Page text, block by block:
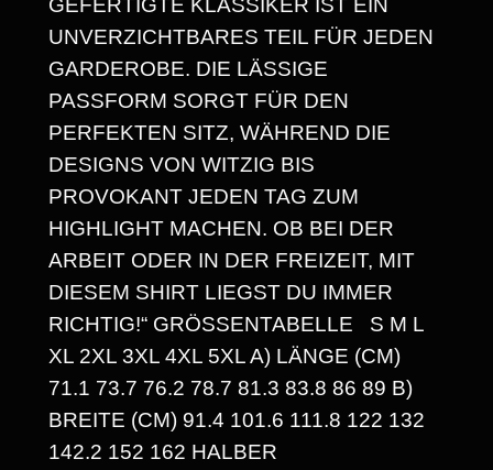
I
S
S
P
A
N
N
E
:
1
4
GEFERTIGTE KLASSIKER IST EIN
UNVERZICHTBARES TEIL FÜR JEDEN
GARDEROBE. DIE LÄSSIGE
PASSFORM SORGT FÜR DEN
PERFEKTEN SITZ, WÄHREND DIE
DESIGNS VON WITZIG BIS
PROVOKANT JEDEN TAG ZUM
HIGHLIGHT MACHEN. OB BEI DER
ARBEIT ODER IN DER FREIZEIT, MIT
DIESEM SHIRT LIEGST DU IMMER
RICHTIG!“ GRÖSSENTABELLE S M L X
L 2XL 3XL 4XL 5XL A) LÄNGE (CM) 7
1.1 73.7 76.2 78.7 81.3 83.8 86 89 B) B
REITE (CM) 91.4 101.6 111.8 122 132 1
42.2 152 162 HALBER B